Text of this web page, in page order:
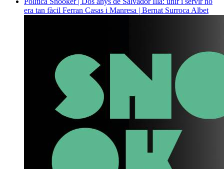
era tan fàcil Ferran Casas i Manresa | Bernat Surroca Albet